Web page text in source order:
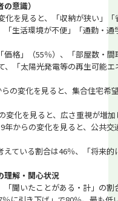
意識）
化を見ると、「収納が狭い」
生活環境が不便」「通勤・
格」（55％）、「部屋数・
、「太陽光発電等の再生可能
の変化を見ると、集合住宅希
変化を見ると、広さ重視が増
からの変化を見ると、公共
ている割合は46％、「将来
理解・関心状況
聞いたことがある・計」の割